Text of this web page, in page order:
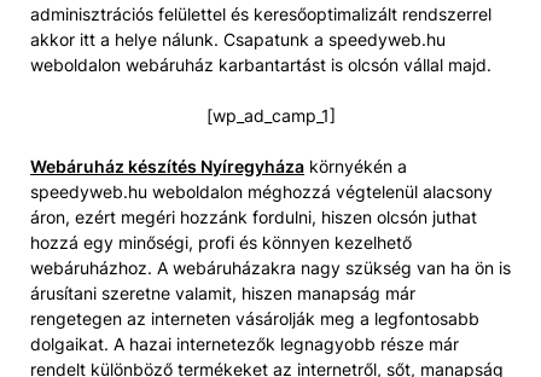
adminisztrációs felülettel és keresőoptimalizált rendszerrel
akkor itt a helye nálunk. Csapatunk a speedyweb.hu
weboldalon webáruház karbantartást is olcsón vállal majd.
[wp_ad_camp_1]
Webáruház készítés Nyíregyháza környékén a
speedyweb.hu weboldalon méghozzá végtelenül alacsony
áron, ezért megéri hozzánk fordulni, hiszen olcsón juthat
hozzá egy minőségi, profi és könnyen kezelhető
webáruházhoz. A webáruházakra nagy szükség van ha ön is
árusítani szeretne valamit, hiszen manapság már
rengetegen az interneten vásárolják meg a legfontosabb
dolgaikat. A hazai internetezők legnagyobb része már
rendelt különböző termékeket az internetről, sőt, manapság